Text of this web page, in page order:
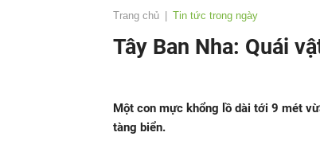
Trang chủ Tin tức trong ngày
Tây Ban Nha: Quái
Một con mực khổng lồ dài tới 9 mét
tàng biển.